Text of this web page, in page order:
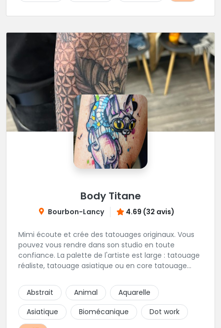
Body Titane
Bourbon-Lancy 4.69 (32 avis)
Mimi écoute et crée des tatouages originaux. Vous
pouvez vous rendre dans son studio en toute
confiance. La palette de l'artiste est large : tatouage
réaliste, tatouage asiatique ou en core tatouage
construire un projet qui vous ressemble.
Abstrait Animal
Aquarelle
Asiatique
Biomécanique
Dot work